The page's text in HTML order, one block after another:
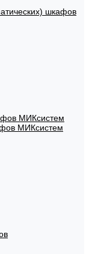
шкафов
МИКсистем
МИКсистем